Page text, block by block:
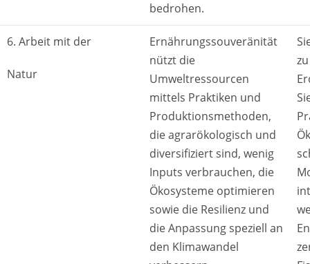
bedrohen.
6. Arbeit mit der
Natur
Ernährungssouveränität
nützt die
Umweltressourcen
mittels Praktiken und
Produktionsmethoden,
die agrarökologisch und
diversifiziert sind, wenig
Inputs verbrauchen, die
Ökosysteme optimieren
sowie die Resilienz und
die Anpassung speziell an
den Klimawandel